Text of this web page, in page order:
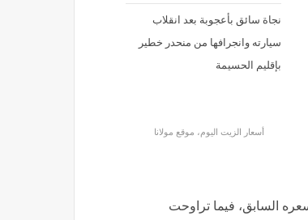
نجاة سائق بأعجوبة بعد انقلاب
سيارته وانجرافها من منحدر خطير
بإقليم الحسيمة
أسعار الزيت اليوم، موقع مولانا